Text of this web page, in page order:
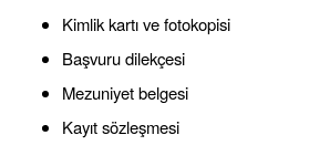
Kimlik kartı ve fotokopisi
Başvuru dilekçesi
Mezuniyet belgesi
Kayıt sözleşmesi